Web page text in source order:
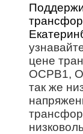
цене
ОСРВ1,
так же